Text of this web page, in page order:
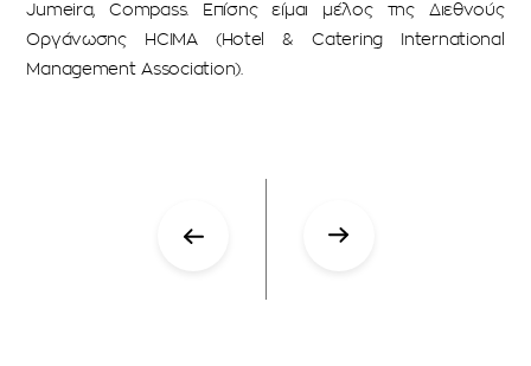
Jumeira, Compass. Επίσης είμαι μέλος της Διεθνούς
Οργάνωσης HCIMA (Hotel & Catering International
Management Association).